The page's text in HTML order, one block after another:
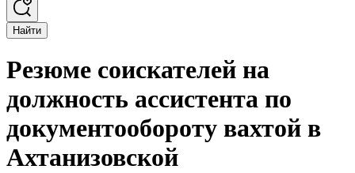
Найти
Резюме соискателей на
должность ассистента по
документообороту вахтой в
Ахтанизовской